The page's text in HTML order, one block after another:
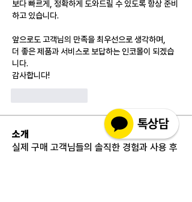
보다 빠르게, 정확하게 도와드릴 수 있도록 항상 준비
하고 있습니다.
앞으로도 고객님의 만족을 최우선으로 생각하며,
더 좋은 제품과 서비스로 보답하는 인코몰이 되겠습
니다.
감사합니다!
소개
실제 구매 고객님들의 솔직한 경험과 사용 후